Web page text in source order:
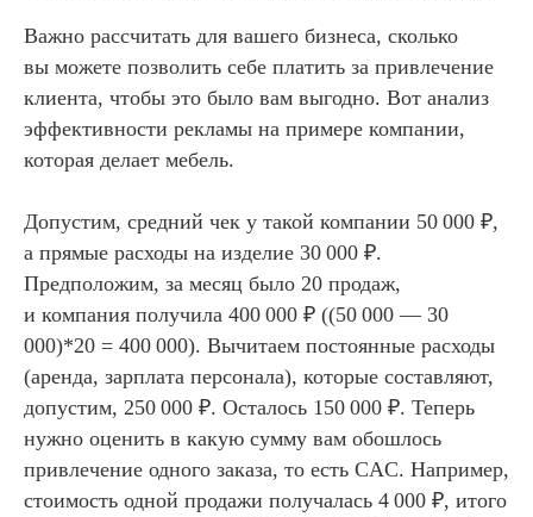
Важно рассчитать для вашего бизнеса, сколько
вы можете позволить себе платить за привлечение
клиента, чтобы это было вам выгодно. Вот анализ
эффективности рекламы на примере компании,
которая делает мебель.
Допустим, средний чек у такой компании 50 000 ₽,
а прямые расходы на изделие 30 000 ₽.
Предположим, за месяц было 20 продаж,
и компания получила 400 000 ₽ ((50 000 — 30
000)*20 = 400 000). Вычитаем постоянные расходы
(аренда, зарплата персонала), которые составляют,
допустим, 250 000 ₽. Осталось 150 000 ₽. Теперь
нужно оценить в какую сумму вам обошлось
привлечение одного заказа, то есть CAC. Например,
стоимость одной продажи получалась 4 000 ₽, итого